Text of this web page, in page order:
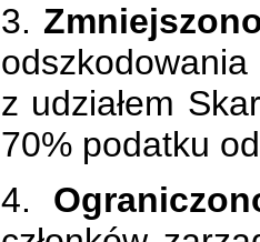
3.
odszkodowania
z udziałem
70% podatku
4.